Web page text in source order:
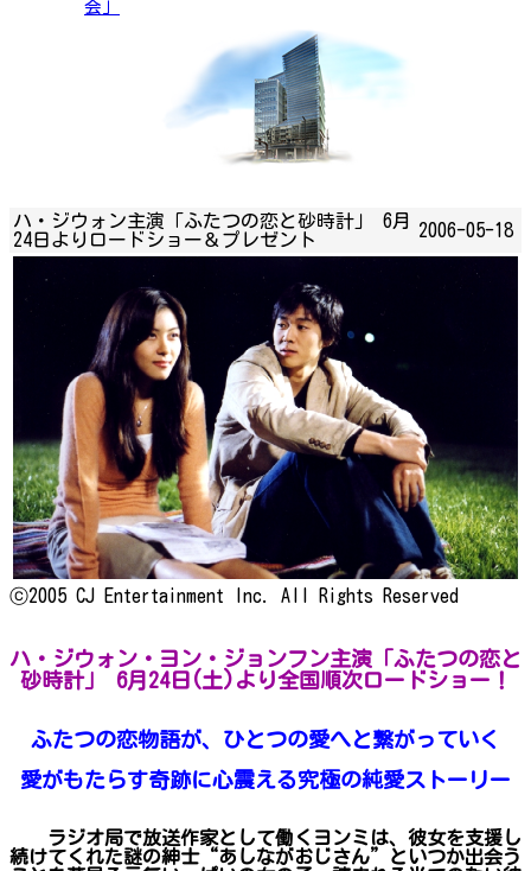
会」
ハ・ジウォン主演「ふたつの恋と砂時計」 6月
24日よりロードショー＆プレゼント
2006-05-18
ⓒ2005 CJ Entertainment Inc. All Rights Reserved
ハ・ジウォン・ヨン・ジョンフン主演「ふたつの恋と
砂時計」 6月24日(土)より全国順次ロードショー！
ふたつの恋物語が、ひとつの愛へと繋がっていく
愛がもたらす奇跡に心震える究極の純愛ストーリー
ラジオ局で放送作家として働くヨンミは、彼女を支援し
続けてくれた謎の紳士“あしながおじさん”といつか出会う